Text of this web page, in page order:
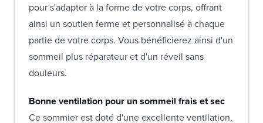
pour s'adapter à la forme de votre corps, offrant
ainsi un soutien ferme et personnalisé à chaque
partie de votre corps. Vous bénéficierez ainsi d'un
sommeil plus réparateur et d'un réveil sans
douleurs.
Bonne ventilation pour un sommeil frais et sec
Ce sommier est doté d'une excellente ventilation,